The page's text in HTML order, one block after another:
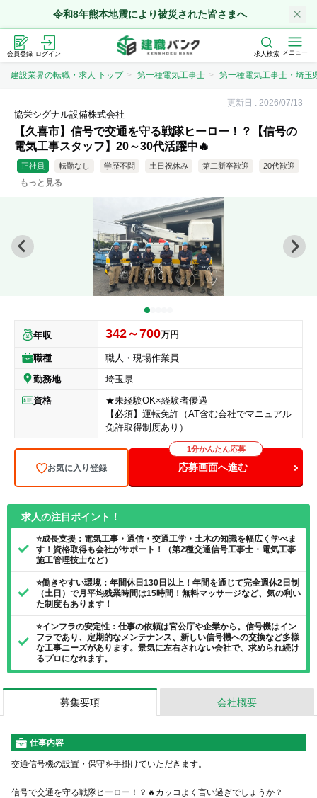
令和8年熊本地震により被災された皆さまへ
会員登録 ログイン 求人検索 メニュー
建設業界の転職・求人 トップ 第一種電気工事士 第一種電気工事士・埼玉
更新日 : 2026/07/13
協栄シグナル設備株式会社
【久喜市】信号で交通を守る戦隊ヒーロー！？【信号の
電気工事スタッフ】20～30代活躍中🔥
正社員 転勤なし 学歴不問 土日祝休み 第二新卒歓迎 20代歓迎
年収500万円以上
急募 新卒
もっと見る
年収 342～700万円
職種
職人・現場作業員
勤務地
埼玉県
資格
★未経験OK×経験者優遇
【必須】運転免許（AT含む会社でマニュアル
免許取得制度あり）
お気に入り登録 応募画面へ進む
1分かんたん応募
求人の注目ポイント！
⭐成長支援：電気工事・通信・交通工学・土木の知識を幅広く学べま
す！資格取得も会社がサポート！（第2種交通信号工事士・電気工事
施工管理技士など）
⭐働きやすい環境：年間休日130日以上！年間を通じて完全週休2日制
（土日）で月平均残業時間は15時間！無料マッサージなど、気の利い
た制度もあります！
⭐インフラの安定性：仕事の依頼は官公庁や企業から。信号機はイン
フラであり、定期的なメンテナンス、新しい信号機への交換など多様
な工事ニーズがあります。景気に左右されない会社で、求められ続け
るプロになれます。
募集要項 会社概要
仕事内容
交通信号機の設置・保守を手掛けていただきます。
信号で交通を守る戦隊ヒーロー！？🔥カッコよく言い過ぎでしょうか？